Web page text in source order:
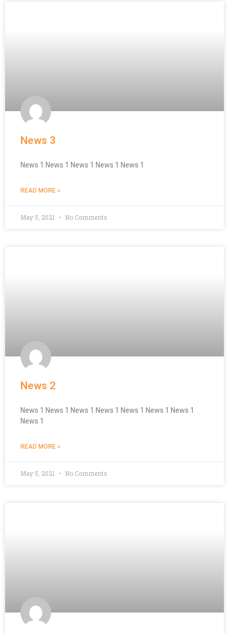
News 3
News 1 News 1 News 1 News 1 News 1
READ MORE »
May 5, 2021 No Comments
News 2
News 1 News 1 News 1 News 1 News 1 News 1 News 1
News 1
READ MORE »
May 5, 2021 No Comments